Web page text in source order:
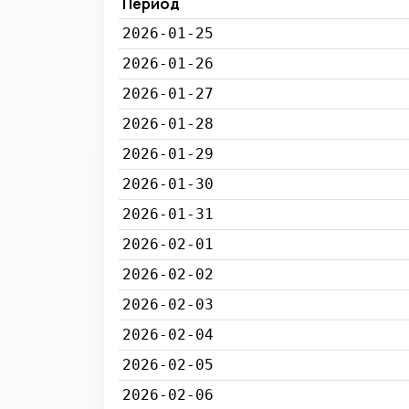
2026-01-25
2026-01-26
2026-01-27
2026-01-28
2026-01-29
2026-01-30
2026-01-31
2026-02-01
2026-02-02
2026-02-03
2026-02-04
2026-02-05
2026-02-06